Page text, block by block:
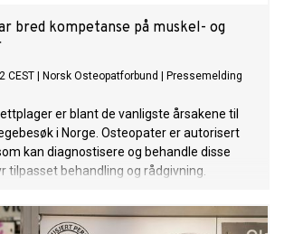
bred kompetanse på muskel- og
CEST Norsk Osteopatforbund Pressemelding
er blant de vanligste årsakene til
i Norge. Osteopater er autorisert
kan diagnostisere og behandle disse
tilpasset behandling og rådgivning.